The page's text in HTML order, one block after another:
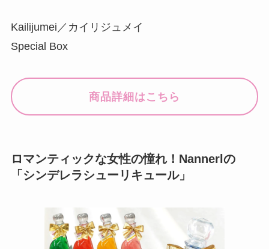
Kailijumei／カイリジュメイ
Special Box
商品詳細はこちら
ロマンティックな女性の憧れ！Nannerlの
「シンデレラシューリキュール」